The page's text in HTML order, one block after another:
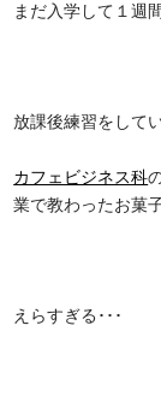
まだ入学して１週
放課後練習をして
カフェビジネス科
業で教わったお菓
えらすぎる･･･